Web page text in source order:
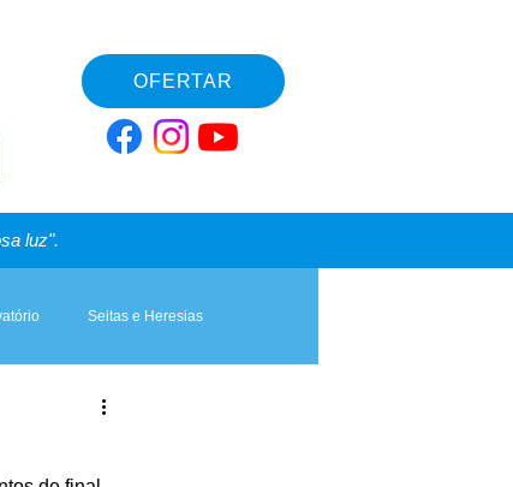
OFERTAR
luz".
Seitas e Heresias